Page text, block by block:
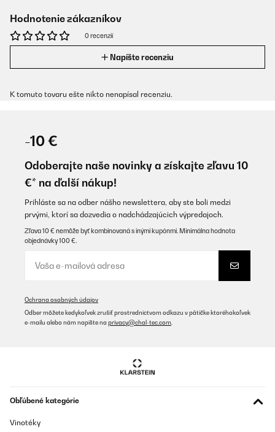
Hodnotenie zákazníkov
0 recenzií
Napíšte recenziu
K tomuto tovaru ešte nikto nenapísal recenziu.
-10 €
Odoberajte naše novinky a získajte zľavu 10
€* na ďalší nákup!
Prihláste sa na odber nášho newslettera, aby ste boli medzi
prvými, ktorí sa dozvedia o nadchádzajúcich výpredajoch.
Zľava 10 € nemôže byť kombinovaná s inými kupónmi. Minimálna hodnota
objednávky 100 €.
Ochrana osobných údajov
Odber môžete kedykoľvek zrušiť prostredníctvom odkazu v pätičke ktoréhokoľvek
e-mailu alebo nám napíšte na privacy@chal-tec.com
Obľúbené kategórie
Vinotéky